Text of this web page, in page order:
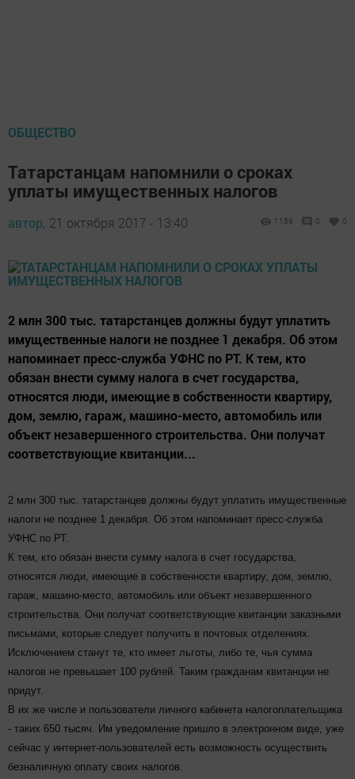
ОБЩЕСТВО
Татарстанцам напомнили о сроках
уплаты имущественных налогов
автор, 21 октября 2017 - 13:40 1159 0 0
2 млн 300 тыс. татарстанцев должны будут уплатить
имущественные налоги не позднее 1 декабря. Об этом
напоминает пресс-служба УФНС по РТ. К тем, кто
обязан внести сумму налога в счет государства,
относятся люди, имеющие в собственности квартиру,
дом, землю, гараж, машино-место, автомобиль или
объект незавершенного строительства. Они получат
соответствующие квитанции...
2 млн 300 тыс. татарстанцев должны будут уплатить имущественные
налоги не позднее 1 декабря. Об этом напоминает пресс-служба
УФНС по РТ.
К тем, кто обязан внести сумму налога в счет государства,
относятся люди, имеющие в собственности квартиру, дом, землю,
гараж, машино-место, автомобиль или объект незавершенного
строительства. Они получат соответствующие квитанции заказными
письмами, которые следует получить в почтовых отделениях.
Исключением станут те, кто имеет льготы, либо те, чья сумма
налогов не превышает 100 рублей. Таким гражданам квитанции не
придут.
В их же числе и пользователи личного кабинета налогоплательщика
- таких 650 тысяч. Им уведомление пришло в электронном виде, уже
сейчас у интернет-пользователей есть возможность осуществить
безналичную оплату своих налогов.